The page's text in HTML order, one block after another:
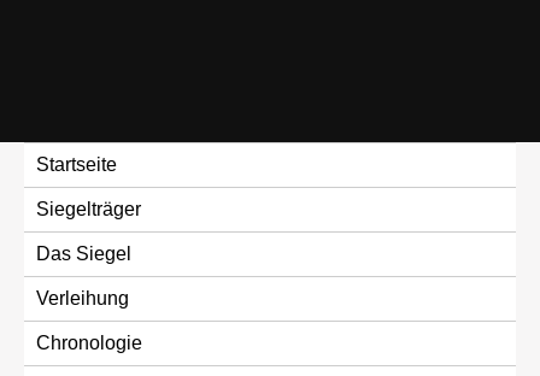
Startseite
Siegelträger
Das Siegel
Verleihung
Chronologie